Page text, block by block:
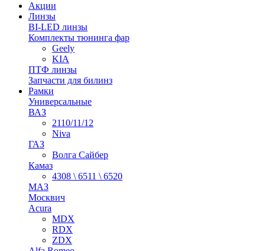
Акции
Линзы
BI-LED линзы
Комплекты тюнинга фар
Geely
KIA
ПТФ линзы
Запчасти для билинз
Рамки
Универсальные
ВАЗ
2110/11/12
Niva
ГАЗ
Волга Сайбер
Камаз
4308 \ 6511 \ 6520
МАЗ
Москвич
Acura
MDX
RDX
ZDX